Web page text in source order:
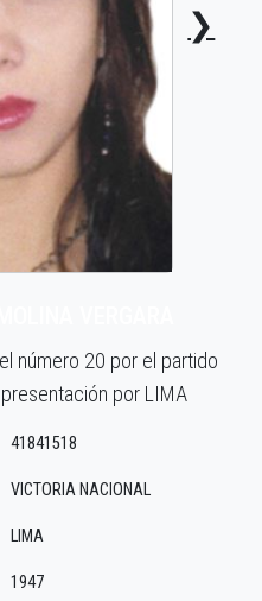
❯
número 20 por el partido
por LIMA
41841518
VICTORIA NACIONAL
LIMA
1947